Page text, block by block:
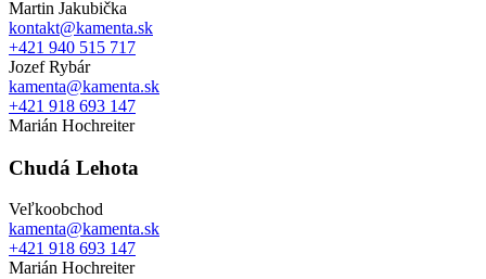
Martin Jakubička
kontakt@kamenta.sk
+421 940 515 717
Jozef Rybár
kamenta@kamenta.sk
+421 918 693 147
Marián Hochreiter
Chudá Lehota
Veľkoobchod
kamenta@kamenta.sk
+421 918 693 147
Marián Hochreiter